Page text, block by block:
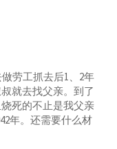
劳工抓去后1、2年
就去找父亲。到了
死的不止是我父亲
年。还需要什么材